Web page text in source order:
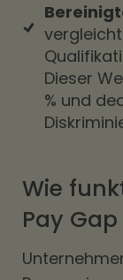
Dieser
% und
Wie
Pay